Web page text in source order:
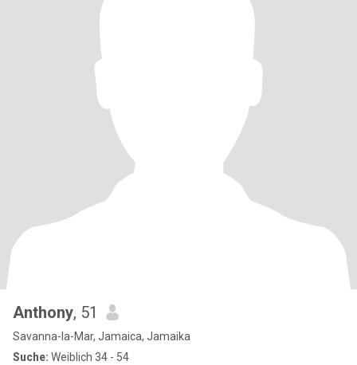
Anthony, 51
Savanna-la-Mar, Jamaica, Jamaika
Suche: Weiblich 34 - 54